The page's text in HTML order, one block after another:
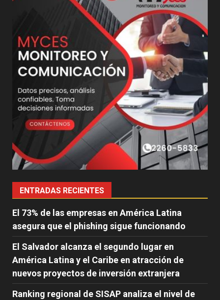
ENTRADAS RECIENTES
El 73% de las empresas en América Latina
asegura que el phishing sigue funcionando
El Salvador alcanza el segundo lugar en
América Latina y el Caribe en atracción de
nuevos proyectos de inversión extranjera
Ranking regional de SISAP analiza el nivel de